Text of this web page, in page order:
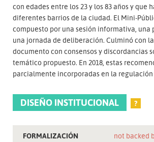
con edades entre los 23 y los 83 años y que
diferentes barrios de la ciudad. El Mini-
compuesto por una sesión informativa, una
una jornada de deliberación. Culminó con
documento con consensos y discordancias
temático propuesto. En 2018, estas
parcialmente incorporadas en la
DISEÑO INSTITUCIONAL ?
FORMALIZACIÓN
not backed